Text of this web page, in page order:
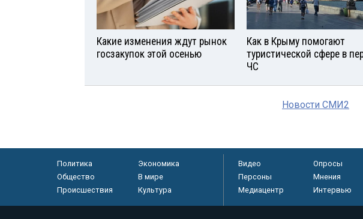
Какие изменения ждут рынок
госзакупок этой осенью
Как в Крыму помогают
туристической сфере в
ЧС
Новости СМИ2
Политика
Экономика
Общество
В мире
Происшествия
Культура
Видео Опросы
Персоны
Мнения
Медиацентр
Интервью